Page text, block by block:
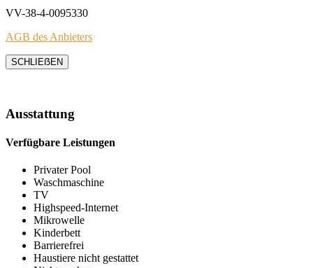
VV-38-4-0095330
AGB des Anbieters
SCHLIEẞEN
Ausstattung
Verfügbare Leistungen
Privater Pool
Waschmaschine
TV
Highspeed-Internet
Mikrowelle
Kinderbett
Barrierefrei
Haustiere nicht gestattet